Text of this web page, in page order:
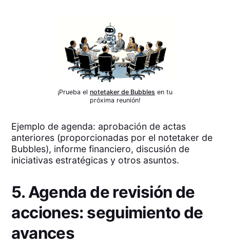
¡Prueba el notetaker de Bubbles en tu
próxima reunión!
Ejemplo de agenda: aprobación de actas
anteriores (proporcionadas por el notetaker de
Bubbles), informe financiero, discusión de
iniciativas estratégicas y otros asuntos.
5. Agenda de revisión de
acciones: seguimiento de
avances